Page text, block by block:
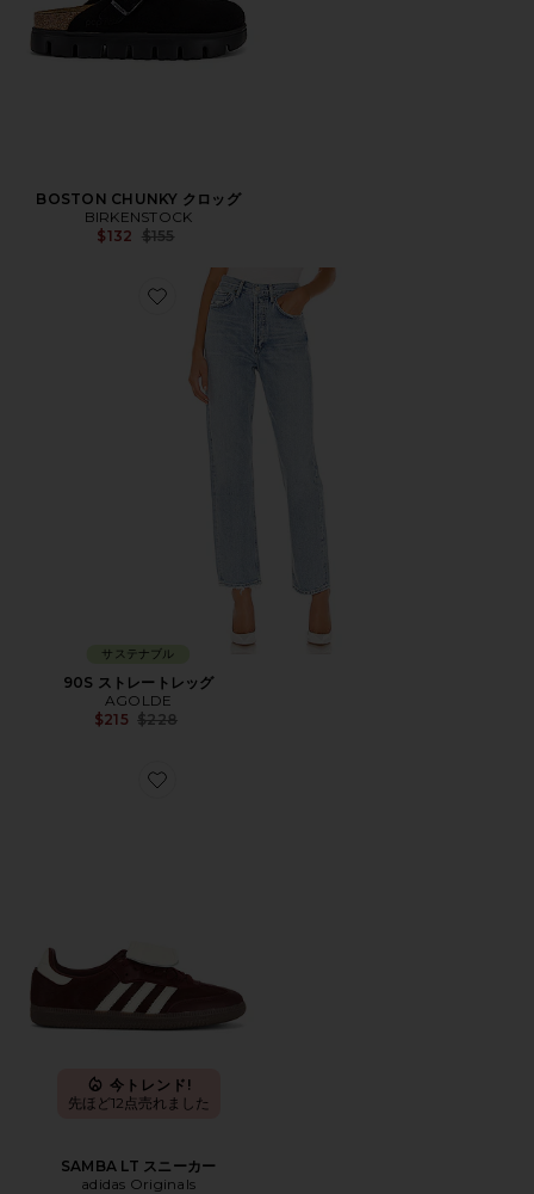
BOSTON CHUNKY クロッグ
BIRKENSTOCK
$132 Previous price:
$155
Favorite 90S ストレートレッグ
サステナブル
90S ストレートレッグ
AGOLDE
$215 Previous price:
$228
Favorite SAMBA LT スニーカー
今トレンド!
先ほど12点売れました
SAMBA LT スニーカー
adidas Originals